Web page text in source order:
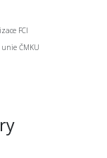
FCI
unie ČMKU